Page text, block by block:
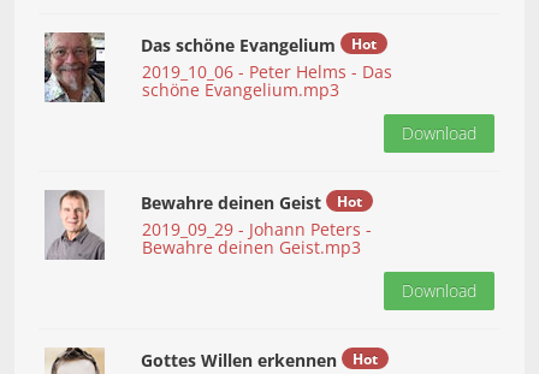
Das schöne Evangelium
2019_10_06 - Peter Helms - Das
schöne Evangelium.mp3
Hot
Download
Bewahre deinen Geist
2019_09_29 - Johann Peters -
Bewahre deinen Geist.mp3
Hot
Download
Gottes Willen erkennen
Hot